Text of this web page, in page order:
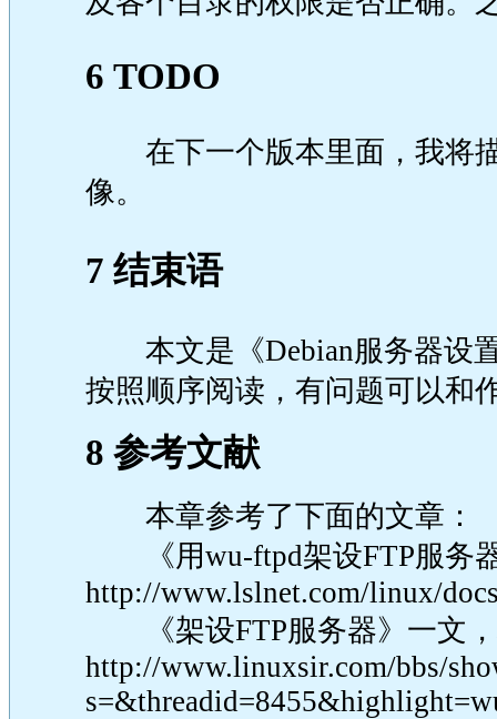
6 TODO
在下一个版本里面，我将描
像。
7 结束语
本文是《Debian服务器设
按照顺序阅读，有问题可以和
8 参考文献
本章参考了下面的文章：
《用wu-ftpd架设FTP服务
http://www.lslnet.com/linux/
《架设FTP服务器》一文，
http://www.linuxsir.com/bbs/